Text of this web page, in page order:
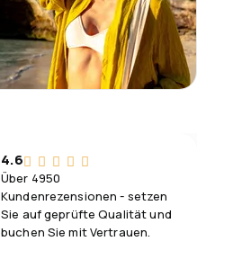
4.6
Über 4950
Kundenrezensionen - setzen
Sie auf geprüfte Qualität und
buchen Sie mit Vertrauen.